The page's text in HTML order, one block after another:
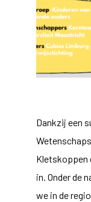
Dankzij een
Kletskoppen
in. Onder de
we in de